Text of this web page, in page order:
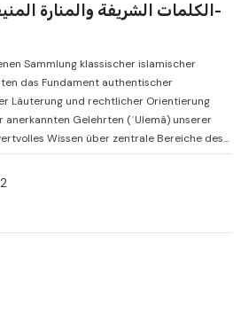
الكلمات الشريفة والمنارة
Sammlung klassischer islamischer
das Fundament authentischer
Läuterung und rechtlicher Orientierung
anerkannten Gelehrten (ʿUlemâ) unserer
Wissen über zentrale Bereiche des...